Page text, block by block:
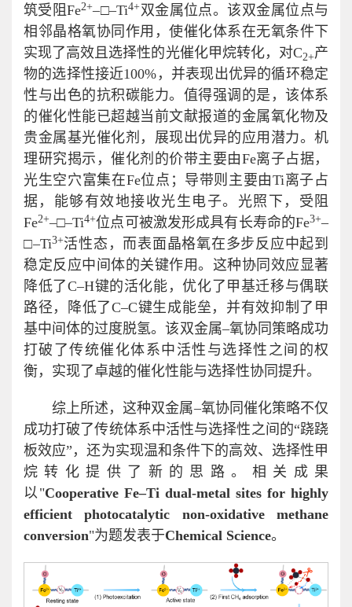
筑受阻Fe2+–□–Ti4+双金属位点。该双金属位点与
相邻晶格氧协同作用，使催化体系在无氧条件下
实现了高效且选择性的光催化甲烷转化，对C2+产
物的选择性接近100%，并表现出优异的循环稳定
性与出色的抗积碳能力。值得强调的是，该体系
的催化性能已超越当前文献报道的金属氧化物及
贵金属基光催化剂，展现出优异的应用潜力。机
理研究揭示，催化剂的价带主要由Fe离子占据，
光生空穴富集在Fe位点；导带则主要由Ti离子占
据，能够有效地接收光生电子。光照下，受阻
Fe2+–□–Ti4+位点可被激发形成具有长寿命的Fe3+–
□–Ti3+活性态，而表面晶格氧在多步反应中起到
稳定反应中间体的关键作用。这种协同效应显著
降低了C–H键的活化能，优化了甲基迁移与偶联
路径，降低了C–C键生成能垒，并有效抑制了甲
基中间体的过度脱氢。该双金属–氧协同策略成功
打破了传统催化体系中活性与选择性之间的权
衡，实现了卓越的催化性能与选择性协同提升。
综上所述，这种双金属–氧协同催化策略不仅
成功打破了传统体系中活性与选择性之间的“跷跷
板效应”，还为实现温和条件下的高效、选择性甲
烷转化提供了新的思路。相关成果
以"Cooperative Fe–Ti dual-metal sites for highly
efficient photocatalytic non-oxidative methane
conversion"为题发表于Chemical Science。